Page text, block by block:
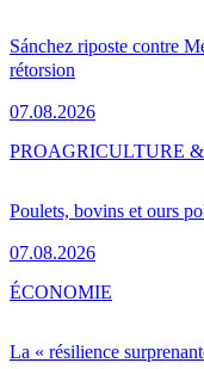
Sánchez riposte contre
rétorsion
07.08.2026
Poulets, bovins et ours
07.08.2026
PROAGRICULTURE
La « résilience
ÉCONOMIE